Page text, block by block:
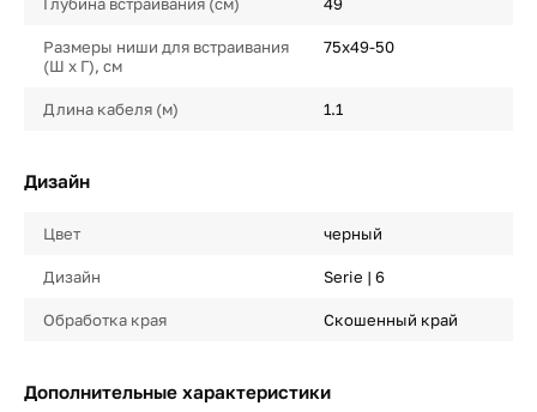
Размеры ниши для встраивания
(Ш х Г), см
75x49-50
Длина кабеля (м) 1.1
Дизайн
Цвет черный
Дизайн Serie | 6
Обработка края Скошенный край
Дополнительные характеристики